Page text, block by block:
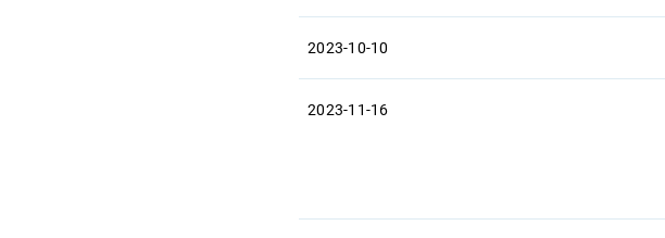
2023-10-10
2023-11-16